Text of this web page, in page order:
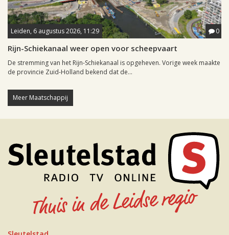
Leiden, 6 augustus 2026, 11:29 0
Rijn-Schiekanaal weer open voor scheepvaart
De stremming van het Rijn-Schiekanaal is opgeheven. Vorige week maakte
de provincie Zuid-Holland bekend dat de...
Meer Maatschappij